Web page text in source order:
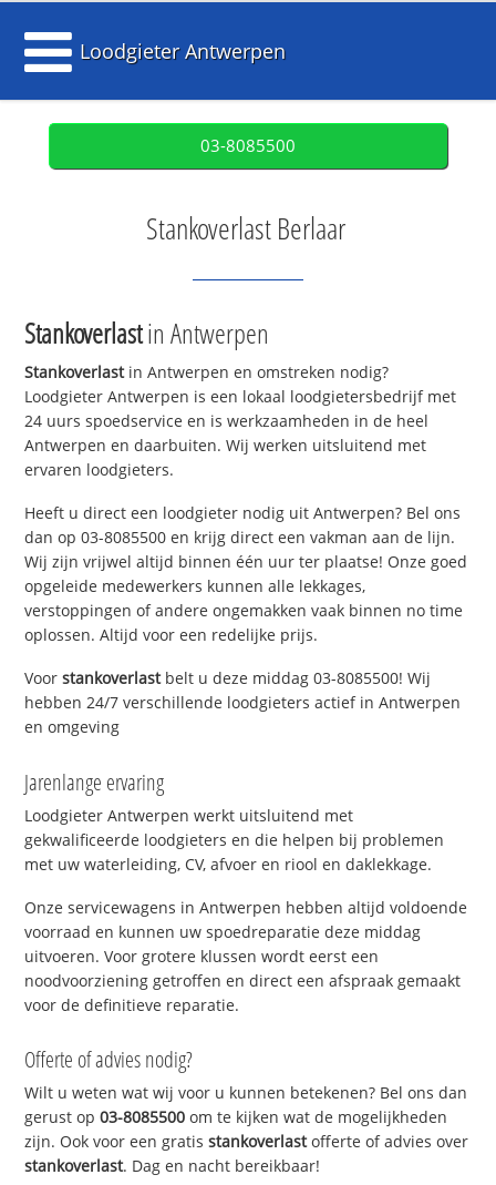
Loodgieter Antwerpen
03-8085500
Stankoverlast Berlaar
Stankoverlastin Antwerpen
Stankoverlastin Antwerpen en omstreken nodig?
Loodgieter Antwerpen is een lokaal loodgietersbedrijf met
24 uurs spoedservice en is werkzaamheden in de heel
Antwerpen en daarbuiten. Wij werken uitsluitend met
ervaren loodgieters.
Heeft u direct een loodgieter nodig uit Antwerpen? Bel ons
dan op 03-8085500 en krijg direct een vakman aan de lijn.
Wij zijn vrijwel altijd binnen één uur ter plaatse! Onze goed
opgeleide medewerkers kunnen alle lekkages,
verstoppingen of andere ongemakken vaak binnen no time
oplossen. Altijd voor een redelijke prijs.
Voorstankoverlastbelt u deze middag 03-8085500! Wij
hebben 24/7 verschillende loodgieters actief in Antwerpen
en omgeving
Jarenlange ervaring
Loodgieter Antwerpen werkt uitsluitend met
gekwalificeerde loodgieters en die helpen bij problemen
met uw waterleiding, CV, afvoer en riool en daklekkage.
Onze servicewagens in Antwerpen hebben altijd voldoende
voorraad en kunnen uw spoedreparatie deze middag
uitvoeren. Voor grotere klussen wordt eerst een
noodvoorziening getroffen en direct een afspraak gemaakt
voor de definitieve reparatie.
Offerte of advies nodig?
Wilt u weten wat wij voor u kunnen betekenen? Bel ons dan
gerust op03-8085500 om te kijken wat de mogelijkheden
zijn. Ook voor een gratisstankoverlastofferte of advies over
stankoverlast. Dag en nacht bereikbaar!